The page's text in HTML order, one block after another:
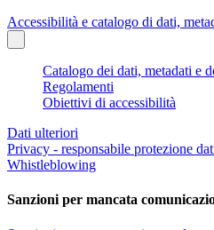
Accessibilità e catalogo di dati,
Catalogo dei dati, metadati e
Regolamenti
Obiettivi di accessibilità
Dati ulteriori
Privacy - responsabile protezione
Whistleblowing
Sanzioni per mancata